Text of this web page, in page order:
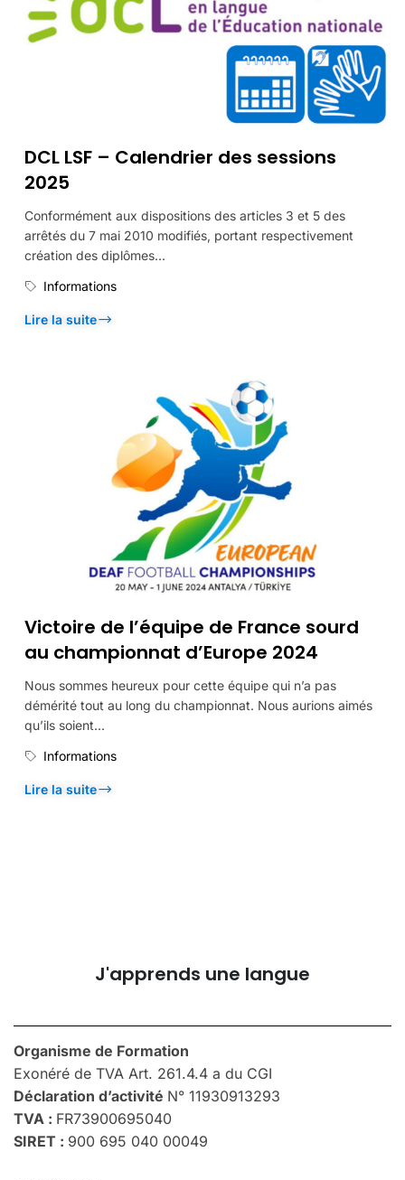
DCL LSF – Calendrier des sessions
2025
Conformément aux dispositions des articles 3 et 5 des
arrêtés du 7 mai 2010 modifiés, portant respectivement
création des diplômes...
Informations
Lire la suite
Victoire de l’équipe de France sourd
au championnat d’Europe 2024
Nous sommes heureux pour cette équipe qui n’a pas
démérité tout au long du championnat. Nous aurions aimés
qu’ils soient...
Informations
Lire la suite
J'apprends une langue
Organisme de Formation
Exonéré de TVA Art. 261.4.4 a du CGI
Déclaration d’activité N° 11930913293
TVA : FR73900695040
SIRET : 900 695 040 00049